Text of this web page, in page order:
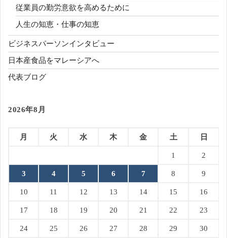
従業員の勤労意欲を高めるために
人生の知恵・仕事の知恵
ビジネスパーソンインタビュー
日本産食品をマレーシアへ
代表ブログ
2026年8月
月 火 水 木 金 土 日
1 2
3 4 5 6 7 8 9
10 11 12 13 14 15 16
17 18 19 20 21 22 23
24 25 26 27 28 29 30